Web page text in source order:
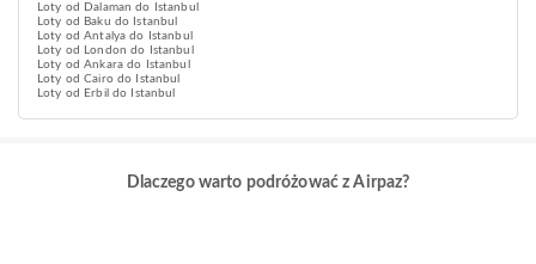
Loty od Dalaman do Istanbul
Loty od Baku do Istanbul
Loty od Antalya do Istanbul
Loty od London do Istanbul
Loty od Ankara do Istanbul
Loty od Cairo do Istanbul
Loty od Erbil do Istanbul
Dlaczego warto podróżować z Airpaz?